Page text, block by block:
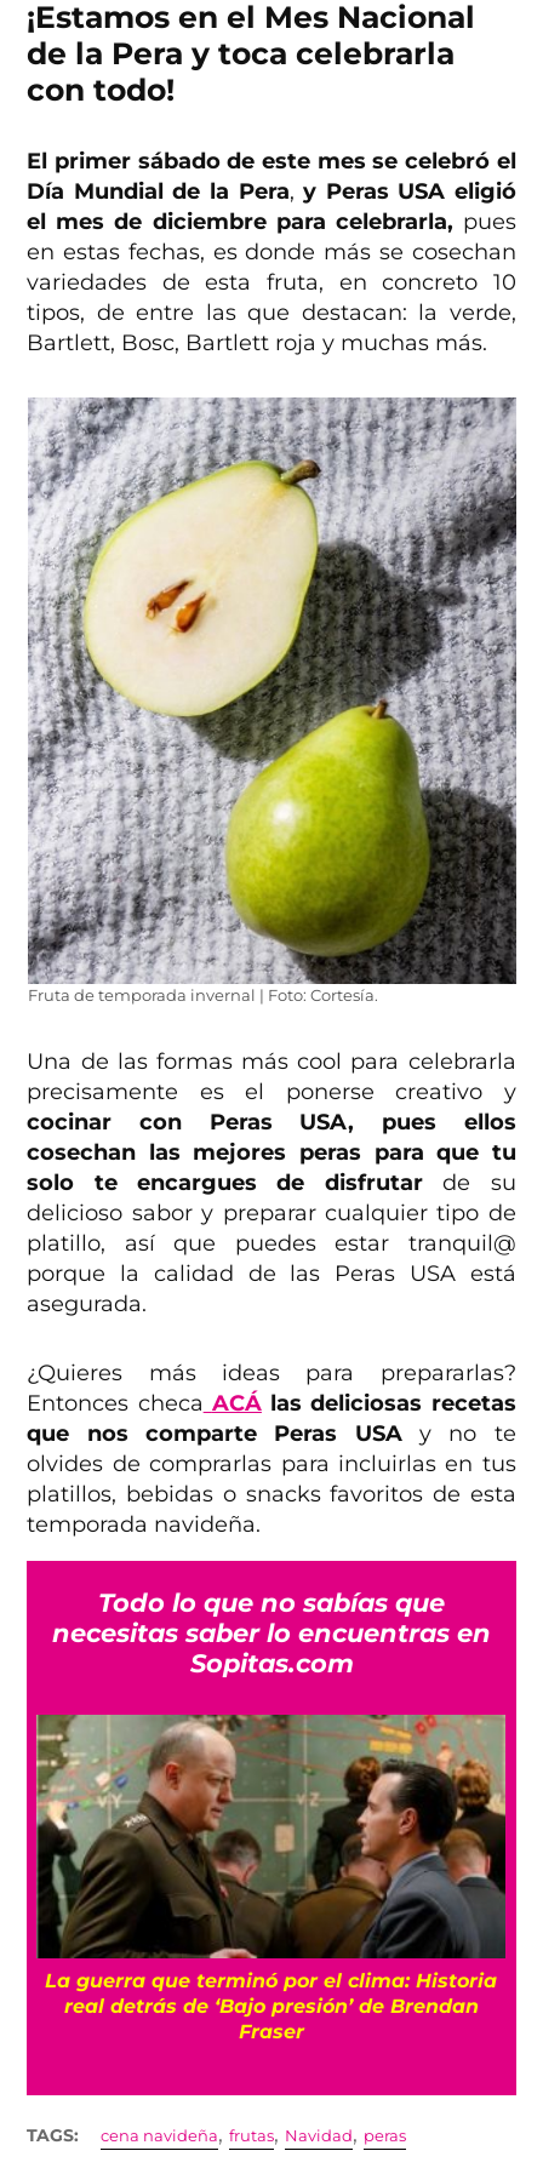
¡Estamos en el Mes Nacional
de la Pera y toca celebrarla
con todo!
El primer sábado de este mes se celebró el
Día Mundial de la Pera,y Peras USA eligió
el mes de diciembre para celebrarla, pues
en estas fechas, es donde más se cosechan
variedades de esta fruta, en concreto 10
tipos, de entre las que destacan: la verde,
Bartlett, Bosc, Bartlett roja y muchas más.
Fruta de temporada invernal | Foto: Cortesía.
Una de las formas más cool para celebrarla
precisamente es el ponerse creativo y
cocinar con Peras USA, pues ellos
cosechan las mejores peras para que tu
solo te encargues de disfrutarde su
delicioso sabor y preparar cualquier tipo de
platillo, así que puedes estar tranquil@
porque la calidad de las Peras USA está
asegurada.
¿Quieres más ideas para prepararlas?
Entonces checa ACÁ las deliciosas recetas
que nos comparte Peras USA y no te
olvides de comprarlas para incluirlas en tus
platillos, bebidas o snacks favoritos de esta
temporada navideña.
Todo lo que no sabías que
necesitas saber lo encuentras en
Sopitas.com
La guerra que terminó por el clima: Historia
real detrás de ‘Bajo presión’ de Brendan
Fraser
TAGS: cena navideña,frutas, Navidad, peras